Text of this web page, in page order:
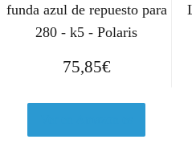
funda azul de repuesto para
280 - k5 - Polaris
75,85€